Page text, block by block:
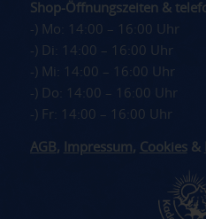
Shop-Öffnungszeiten &
-) Mo: 14:00 – 16:00 Uhr
-) Di: 14:00 – 16:00 Uhr
-) Mi: 14:00 – 16:00 Uhr
-) Do: 14:00 – 16:00 Uhr
-) Fr: 14:00 – 16:00 Uhr
AGB , Impressum, Cookies&